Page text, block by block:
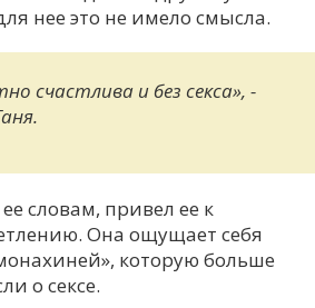
нее это не имело смысла.
счастлива и без секса», -
словам, привел ее к
Она ощущает себя
которую больше
о сексе.